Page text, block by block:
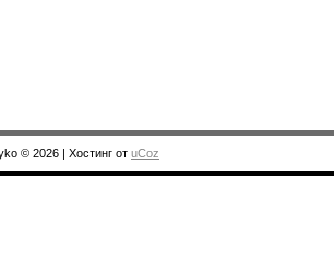
© 2026 | Хостинг от uCoz